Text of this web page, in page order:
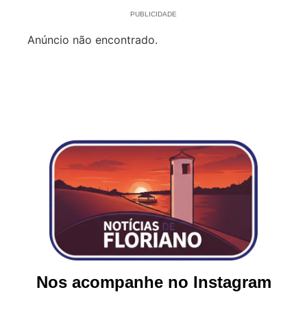
PUBLICIDADE
Anúncio não encontrado.
Nos acompanhe no Instagram